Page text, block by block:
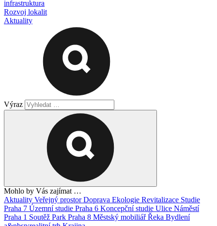
infrastruktura
Rozvoj lokalit
Aktuality
Výraz
Mohlo by Vás zajímat …
Aktuality Veřejný prostorDoprava Ekologie Revitalizace Studie
Praha 7 Územní studie Praha 6 Koncepční studie Ulice Náměstí
Praha 1 Soutěž Park Praha 8 Městský mobiliářŘeka Bydlení